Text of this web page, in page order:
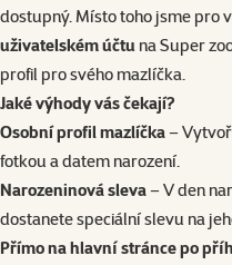
dostupný. Místo toho jsme pro
uživatelském účtu na Super
profil pro svého mazlíčka.
Jaké výhody vás čekají?
Osobní profil mazlíčka–
fotkou a datem narození.
Narozeninová sleva– V den
dostanete speciální slevu na
Přímo na hlavnı́ stránce po